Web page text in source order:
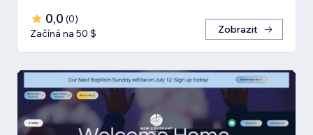
0,0 (0)
Začíná na 50 $
Zobrazit